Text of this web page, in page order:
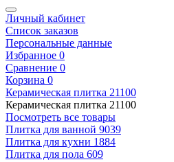
Личный кабинет
Список заказов
Персональные данные
Избранное 0
Сравнение 0
Корзина 0
Керамическая плитка 21100
Керамическая плитка 21100
Посмотреть все товары
Плитка для ванной 9039
Плитка для кухни 1884
Плитка для пола 609